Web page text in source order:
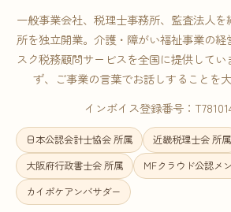
一般事業会社、税理士事務所、監査法人
所を独立開業。介護・障がい福祉事業の
スク税務顧問サービスを全国に提供して
ず、ご事業の言葉でお話しすることを
インボイス登録番号：
日本公認会計士協会 所属
近畿税理士会 所属
大阪府行政書士会 所属
MFクラウド公認メ
カイポケアンバサダー